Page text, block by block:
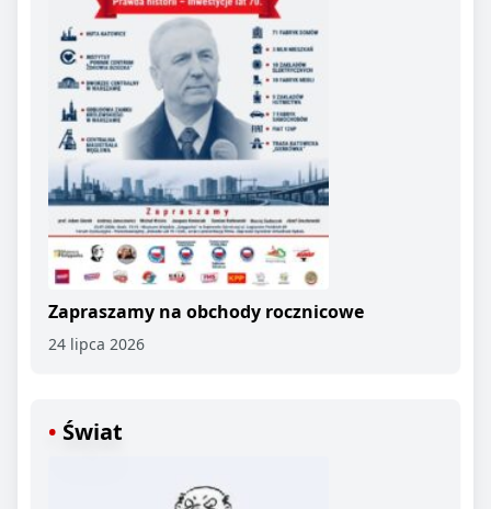
Zapraszamy na obchody rocznicowe
24 lipca 2026
Świat